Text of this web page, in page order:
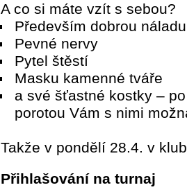
A co si máte vzít s sebou?
Především dobrou náladu
Pevné nervy
Pytel štěstí
Masku kamenné tváře
a své šťastné kostky –
porotou Vám s nimi
Takže v pondělí 28.4. v
Přihlašování na turnaj